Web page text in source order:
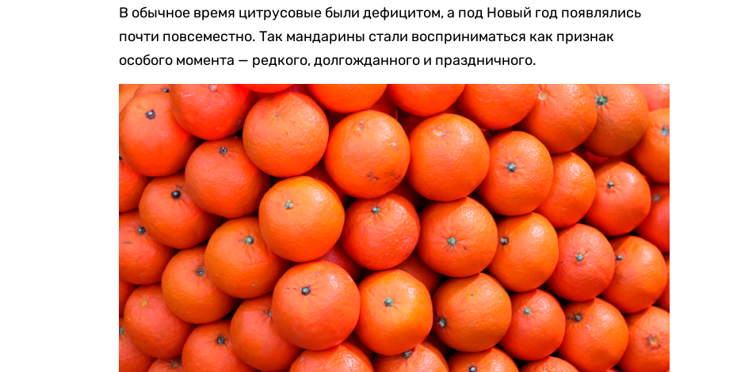
В обычное время цитрусовые были дефицитом, а под Новый год появлялись
почти повсеместно. Так мандарины стали восприниматься как признак
особого момента — редкого, долгожданного и праздничного.